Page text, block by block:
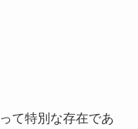
て特別な存在であ